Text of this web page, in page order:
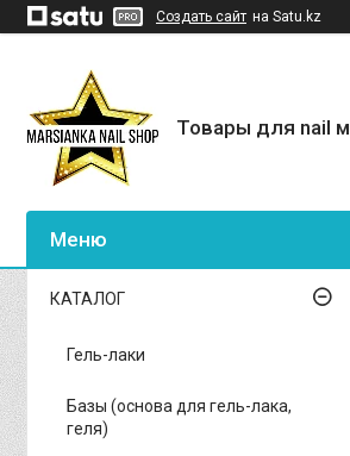
Создать сайт на Satu.kz
Товары для nail
КАТАЛОГ
Гель-лаки
Базы (основа для гель-лака,
геля)